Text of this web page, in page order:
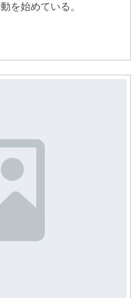
を始めている。